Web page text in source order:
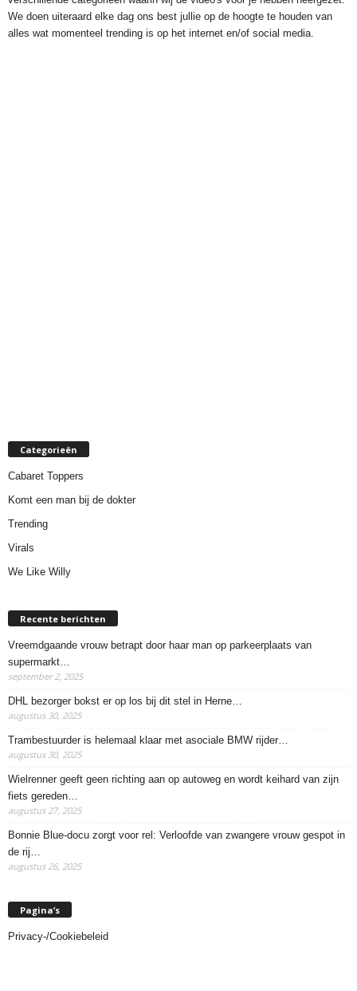
We doen uiteraard elke dag ons best jullie op de hoogte te houden van
alles wat momenteel trending is op het internet en/of social media.
Categorieën
Cabaret Toppers
Komt een man bij de dokter
Trending
Virals
We Like Willy
Recente berichten
Vreemdgaande vrouw betrapt door haar man op parkeerplaats van
supermarkt…
september 2, 2025
DHL bezorger bokst er op los bij dit stel in Herne…
augustus 30, 2025
Trambestuurder is helemaal klaar met asociale BMW rijder…
augustus 30, 2025
Wielrenner geeft geen richting aan op autoweg en wordt keihard van zijn
fiets gereden…
augustus 27, 2025
Bonnie Blue-docu zorgt voor rel: Verloofde van zwangere vrouw gespot in
de rij…
augustus 26, 2025
Pagina’s
Privacy-/Cookiebeleid